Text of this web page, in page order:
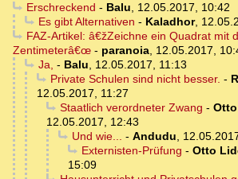
Erschreckend - Balu, 12.05.2017, 10:42
Es gibt Alternativen - Kaladhor,
FAZ-Artikel: â€žZeichne ein Quadrat mit
Zentimeterâ€œ - paranoia, 12.05.2017,
Ja, - Balu, 12.05.2017, 11:13
Private Schulen sind nicht besser. -
12.05.2017, 11:27
Staatlich verordneter Zwang -
12.05.2017, 12:43
Und wie... - Andudu,
Externisten-Prüfung - Otto
15:09